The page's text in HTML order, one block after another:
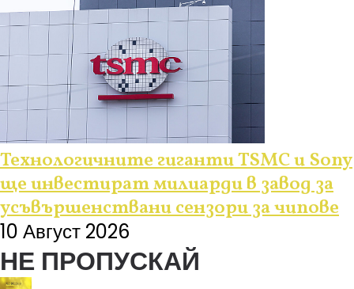
Технологичните гиганти TSMC и Sony
ще инвестират милиарди в завод за
усъвършенствани сензори за чипове
10 Август 2026
НЕ ПРОПУСКАЙ